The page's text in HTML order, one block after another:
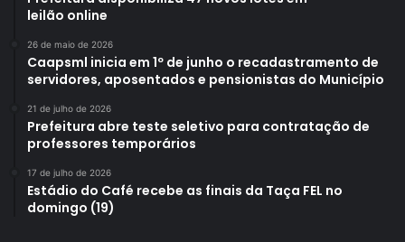
leilão online
26 de maio de 2026
Caapsml inicia em 1º de junho o recadastramento de
servidores, aposentados e pensionistas do Município
21 de julho de 2026
Prefeitura abre teste seletivo para contratação de
professores temporários
17 de julho de 2026
Estádio do Café recebe as finais da Taça FEL no
domingo (19)